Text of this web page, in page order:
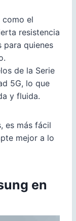
como el
resistencia
para quienes
de la Serie
5G, lo que
y fluida.
es más fácil
mejor a lo
en